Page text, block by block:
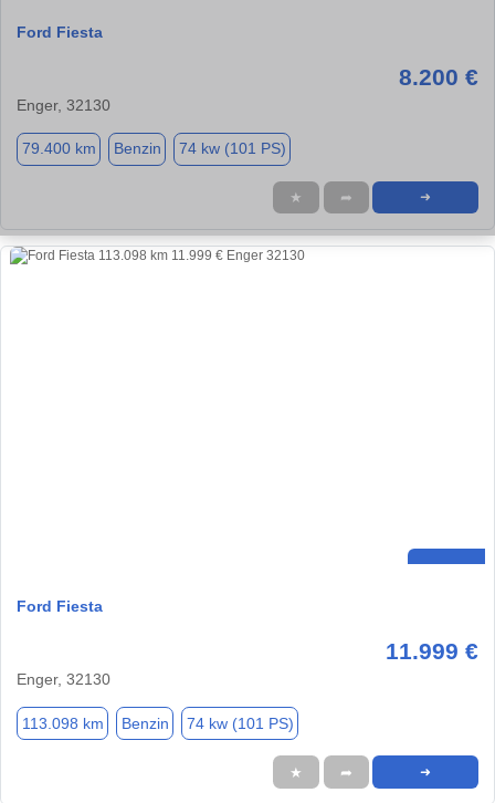
Ford Fiesta
8.200 €
Enger, 32130
79.400 km Benzin 74 kw (101 PS)
★ ➦ ➜
Ford Fiesta
11.999 €
Enger, 32130
113.098 km Benzin 74 kw (101 PS)
★ ➦ ➜